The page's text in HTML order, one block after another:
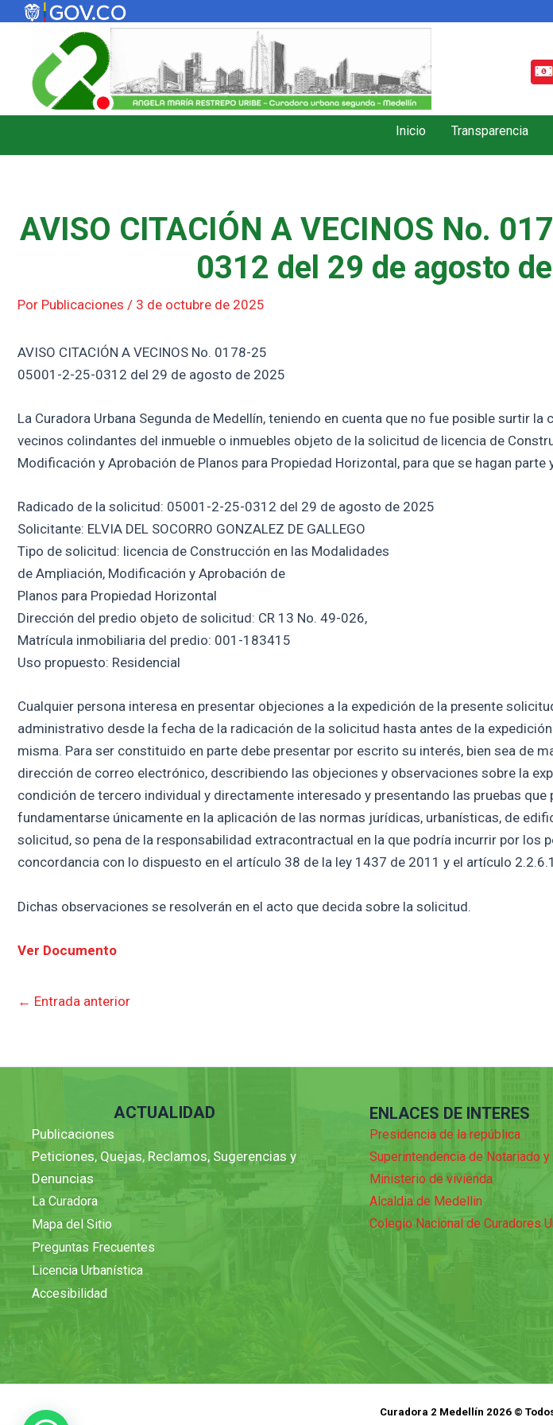
contenido
Inicio Transparencia
AVISO CITACIÓN A VECINOS No.
0312 del 29 de agosto
Por Publicaciones / 3 de octubre de 2025
AVISO CITACIÓN A VECINOS No. 0178-25
05001-2-25-0312 del 29 de agosto de 2025
La Curadora Urbana Segunda de Medellín, teniendo en cuenta que no fue posible surtir
vecinos colindantes del inmueble o inmuebles objeto de la solicitud de licencia de
Modificación y Aprobación de Planos para Propiedad Horizontal, para que se hagan parte
Radicado de la solicitud: 05001-2-25-0312 del 29 de agosto de 2025
Solicitante: ELVIA DEL SOCORRO GONZALEZ DE GALLEGO
Tipo de solicitud: licencia de Construcción en las Modalidades
de Ampliación, Modificación y Aprobación de
Planos para Propiedad Horizontal
Dirección del predio objeto de solicitud: CR 13 No. 49-026,
Matrícula inmobiliaria del predio: 001-183415
Uso propuesto: Residencial
Cualquier persona interesa en presentar objeciones a la expedición de la presente
administrativo desde la fecha de la radicación de la solicitud hasta antes de la
misma. Para ser constituido en parte debe presentar por escrito su interés, bien sea de
dirección de correo electrónico, describiendo las objeciones y observaciones sobre la
condición de tercero individual y directamente interesado y presentando las pruebas que
fundamentarse únicamente en la aplicación de las normas jurídicas, urbanísticas, de
solicitud, so pena de la responsabilidad extracontractual en la que podría incurrir por los
concordancia con lo dispuesto en el artículo 38 de la ley 1437 de 2011 y el artículo
Dichas observaciones se resolverán en el acto que decida sobre la solicitud.
Ver Documento
← Entrada anterior
ACTUALIDAD
Publicaciones
Peticiones, Quejas, Reclamos, Sugerencias y
Denuncias
La Curadora
Mapa del Sitio
Preguntas Frecuentes
Licencia Urbanística
Accesibilidad
ENLACES DE INTERES
Presidencia de la república
Superintendencia de Notariado
Ministerio de vivienda
Alcaldia de Medellin
Colegio Nacional de Curadores
Curadora 2 Medellín 2026 ©